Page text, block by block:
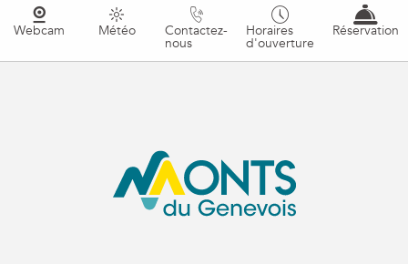
Webcam Météo Contactez-
nous
Horaires
d'ouverture
Réservation